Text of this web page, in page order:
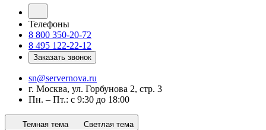
Телефоны
8 800 350-20-72
8 495 122-22-12
Заказать звонок
sn@servernova.ru
г. Москва, ул. Горбунова 2, стр. 3
Пн. – Пт.: с 9:30 до 18:00
Темная тема Светлая тема